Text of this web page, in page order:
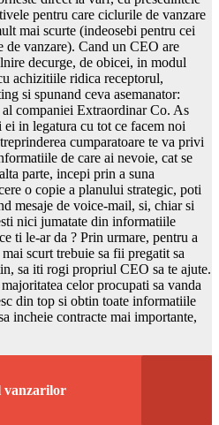
pentru care ciclurile de vanzare
mai scurte (indeosebi pentru cei
de vanzare). Cand un CEO are
decurge, de obicei, in modul
achizitiile ridica receptorul,
si spunand ceva asemanator:
companiei Extraordinar Co. As
in legatura cu tot ce facem noi
cumparatoare te va privi
de care ai nevoie, cat se
parte, incepi prin a suna
o copie a planului strategic, poti
mesaje de voice-mail, si, chiar si
nici jumatate din informatiile
ti le-ar da ? Prin urmare, pentru a
scurt trebuie sa fii pregatit sa
sa iti rogi propriul CEO sa te ajute.
celor procupati sa vanda
din top si obtin toate informatiile
incheie contracte mai importante,
vanzarilor